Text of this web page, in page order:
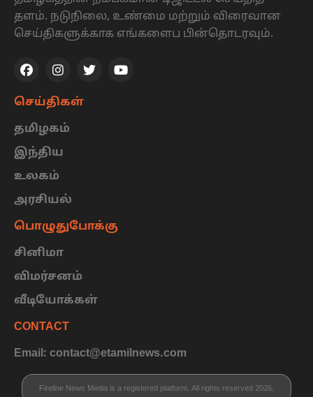
தளம். நடுநிலை, உண்மை மற்றும் விரைவான
செய்திகளுக்காக எங்களைப பின்தொடரவும்.
செய்திகள்
தமிழகம்
இந்திய
உலகம்
அரசியல்
பொழுதுபோக்கு
சினிமா
விமர்சனம்
வீடியோக்கள்
CONTACT
Email: contact@etamilnews.com
Fireline News Media is a registered platform. All rights reserved 2026.